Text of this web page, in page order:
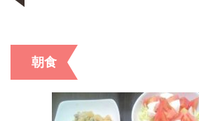
朝食